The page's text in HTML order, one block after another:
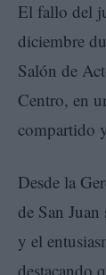
El fallo del
diciembre
Salón de
Centro, en
compartido
Desde la
de San
y el
destacando